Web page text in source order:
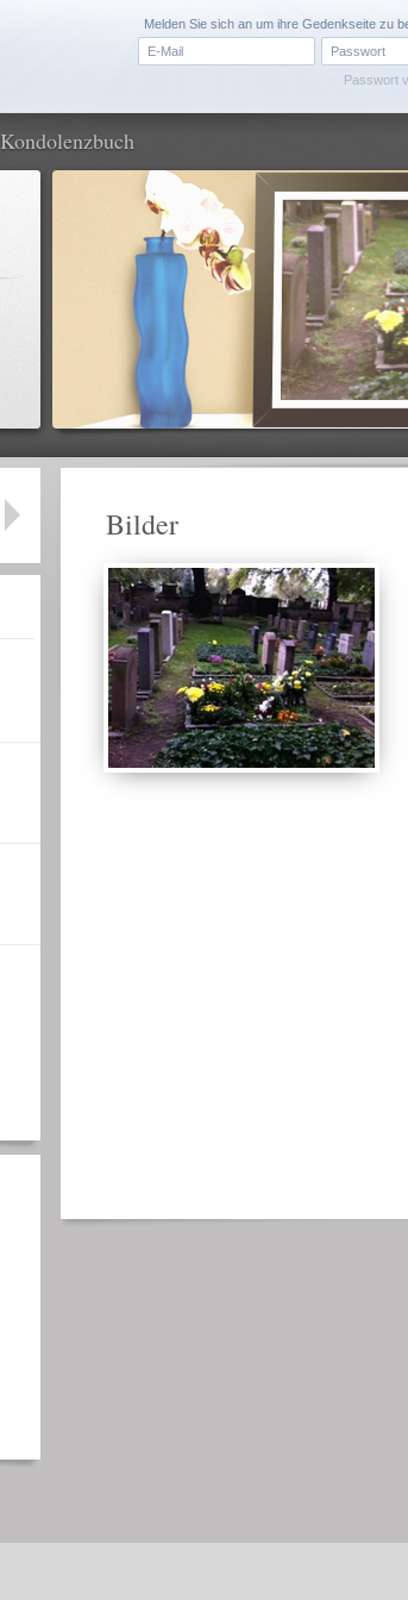
Passwort
Melden Sie sich an um ihre Gedenkseite zu
Kondolenzbuch
Bilder